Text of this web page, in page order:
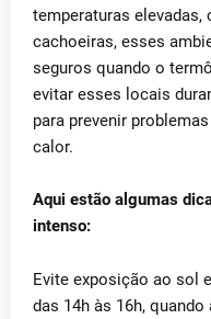
temperaturas
cachoeiras, esses
seguros quando o
evitar esses locais
para prevenir
calor.
Aqui estão algumas
intenso:
Evite exposição ao sol
das 14h às 16h,